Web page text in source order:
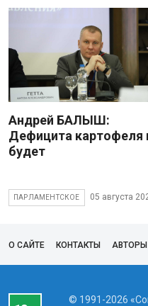
Андрей БАЛЫШ:
Дефицита картофеля
будет
ПАРЛАМЕНТСКОЕ 05 августа
О САЙТЕ КОНТАКТЫ АВТОРЫ
© 1991-2026